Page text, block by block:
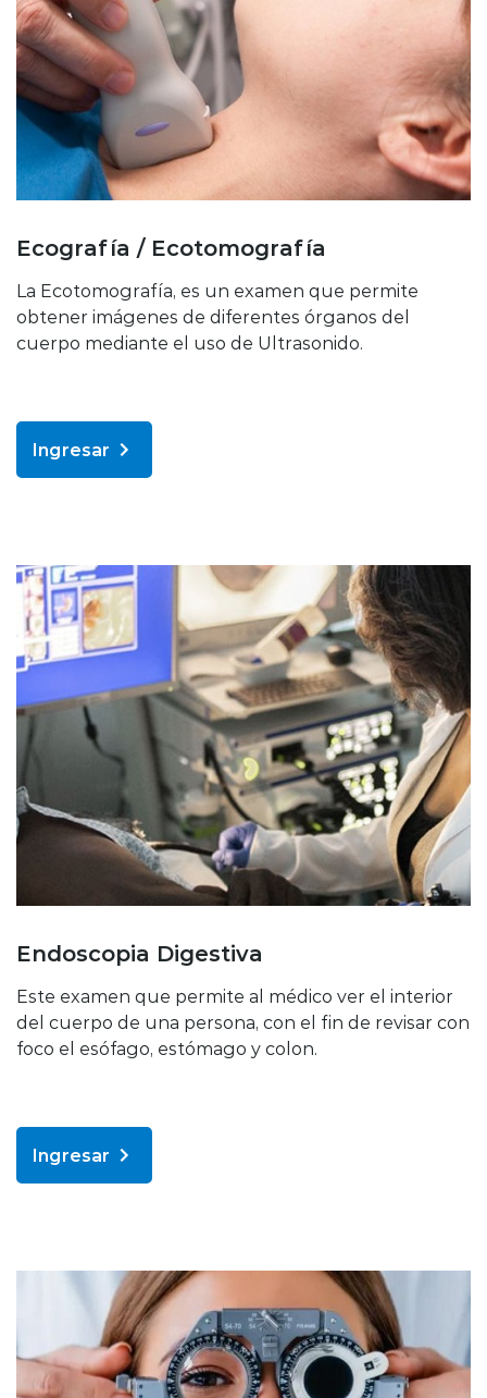
Ecografía / Ecotomografía
La Ecotomografía, es un examen que permite
obtener imágenes de diferentes órganos del
cuerpo mediante el uso de Ultrasonido.
Ingresar
Endoscopia Digestiva
Este examen que permite al médico ver el interior
del cuerpo de una persona, con el fin de revisar con
foco el esófago, estómago y colon.
Ingresar